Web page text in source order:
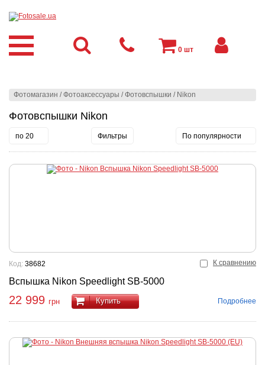
Фотомагазин /Фотоаксессуары /Фотовспышки / Nikon
Фотовспышки Nikon
по 20 Фильтры По популярности
К сравнению
Вспышка Nikon Speedlight SB-5000
Код: 38682
22 999 грн Купить Подробнее
0 шт